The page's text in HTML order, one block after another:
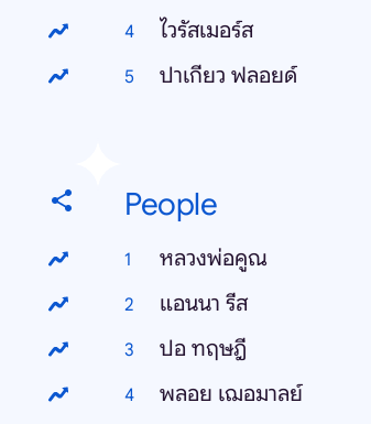
ไวรัสเมอร์ส
ปาเกียว ฟลอยด์
People
หลวงพ่อคูณ
แอนนา รีส
ปอ ทฤษฎี
พลอย เฌอมาลย์